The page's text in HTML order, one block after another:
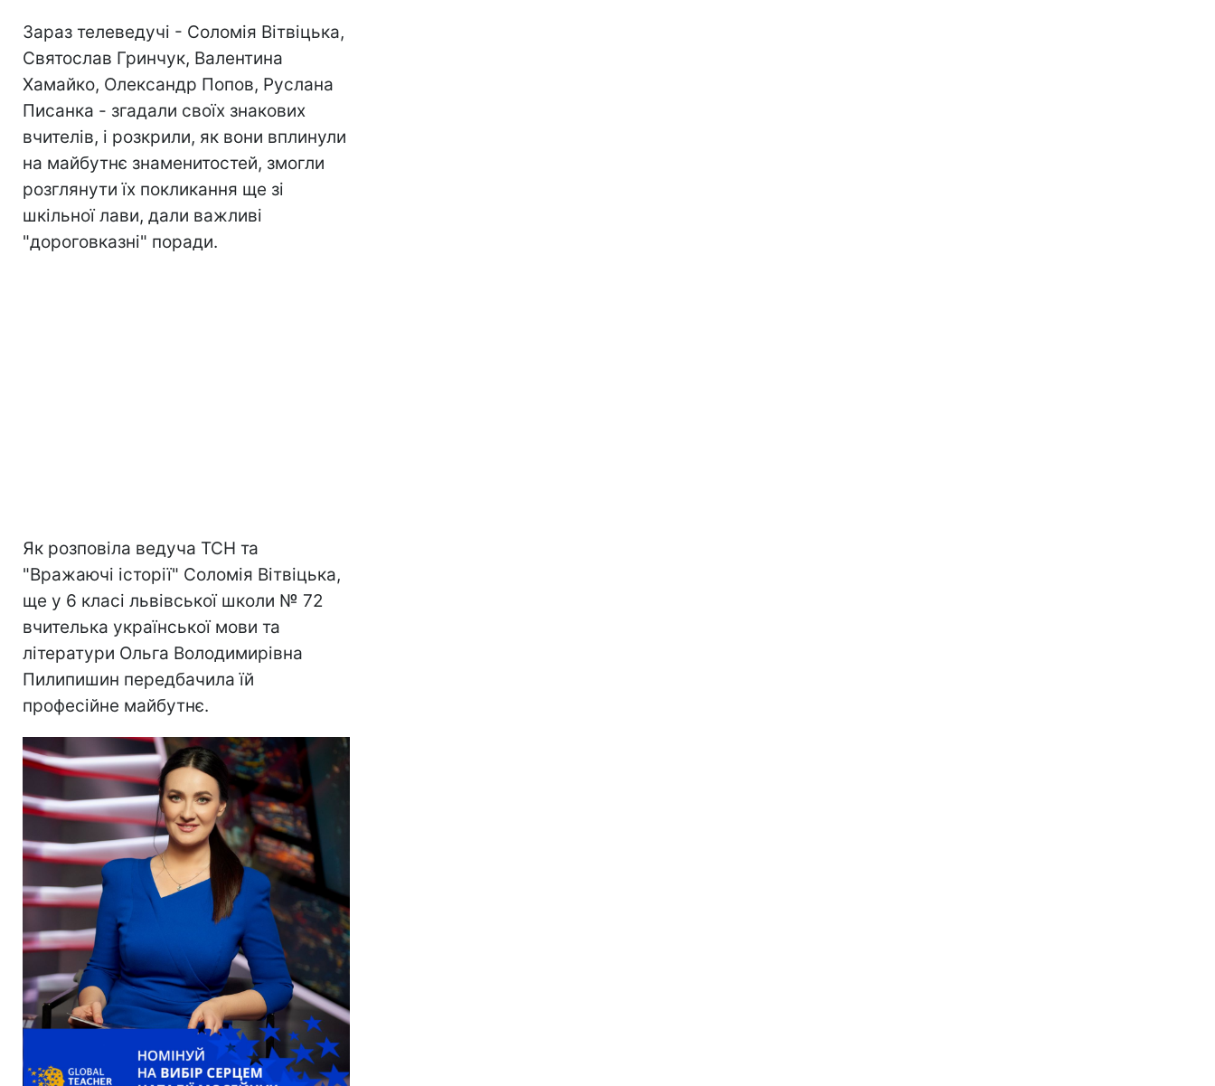
Зараз телеведучі - Соломія Вітвіцька,
Святослав Гринчук, Валентина
Хамайко, Олександр Попов, Руслана
Писанка - згадали своїх знакових
вчителів, і розкрили, як вони вплинули
на майбутнє знаменитостей, змогли
розглянути їх покликання ще зі
шкільної лави, дали важливі
"дороговказні" поради.
Як розповіла ведуча ТСН та
"Вражаючі історії" Соломія Вітвіцька,
ще у 6 класі львівської школи № 72
вчителька української мови та
літератури Ольга Володимирівна
Пилипишин передбачила їй
професійне майбутнє.